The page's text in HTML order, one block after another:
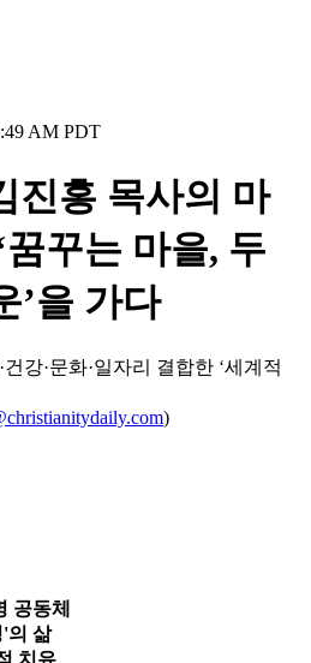
AM PDT
진홍 목사의 마
꾸는 마을, 두
’을 가다
강·문화·일자리 결합한 ‘세계적
)
공동체
'의 삶
치유